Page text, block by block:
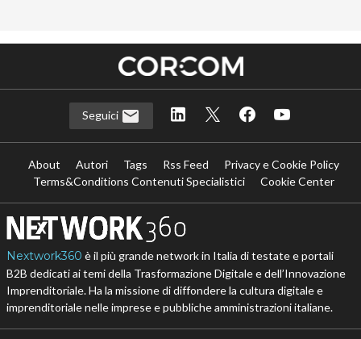
Seguici
About Autori Tags Rss Feed
Privacy e Cookie Policy
Terms&Conditions Contenuti Specialistici
Cookie Center
Nextwork360 è il più grande network in Italia di testate e portali
B2B dedicati ai temi della Trasformazione Digitale e dell’Innovazione
Imprenditoriale. Ha la missione di diffondere la cultura digitale e
imprenditoriale nelle imprese e pubbliche amministrazioni italiane.